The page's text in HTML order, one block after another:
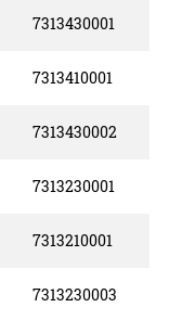
7313430001
7313410001
7313430002
7313230001
7313210001
7313230003